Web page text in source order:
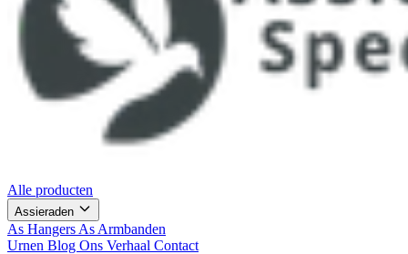
Alle producten
Assieraden
As Hangers As Armbanden
Urnen Blog Ons Verhaal Contact